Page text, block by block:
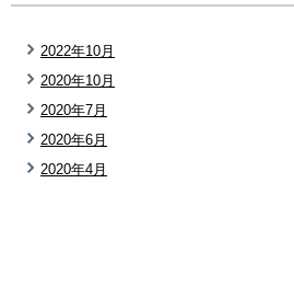
2022年10月
2020年10月
2020年7月
2020年6月
2020年4月